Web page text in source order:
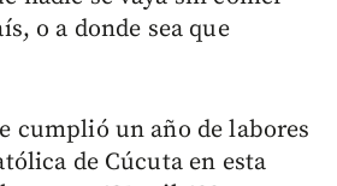
o a donde sea que
cumplió un año de labores
de Cúcuta en esta